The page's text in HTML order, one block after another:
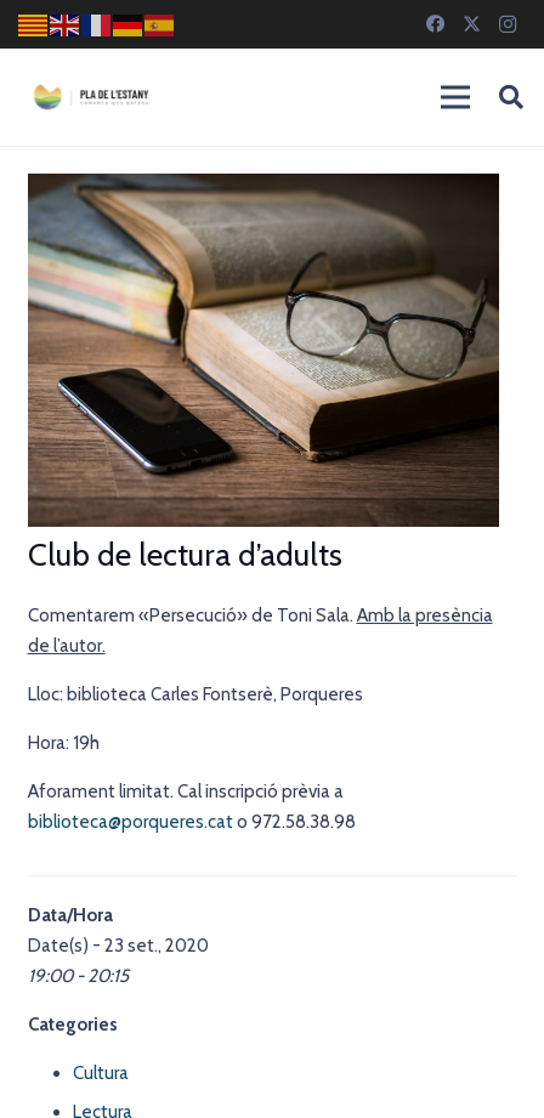
Club de lectura d’adults
Comentarem «Persecució» de Toni Sala. Amb la presència
de l’autor.
Lloc: biblioteca Carles Fontserè, Porqueres
Hora: 19h
Aforament limitat. Cal inscripció prèvia a
biblioteca@porqueres.cato 972.58.38.98
Data/Hora
Date(s) - 23 set., 2020
19:00 - 20:15
Categories
Cultura
Lectura